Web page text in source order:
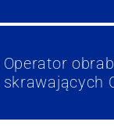
Operator
skrawających